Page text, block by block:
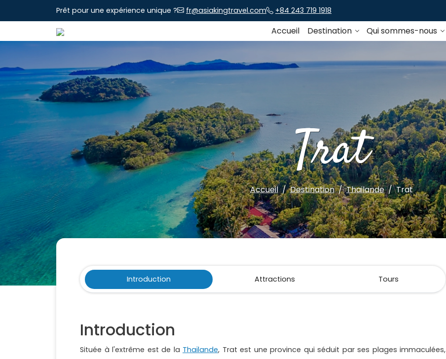
Prêt pour une expérience unique ? fr@asiakingtravel.com +84 243 719 1918
Accueil Destination Qui sommes-nous
Trat
Accueil Destination Thailande Trat
Introduction Attractions Tours
Introduction
Située à l'extrême est de la Thaïlande, Trat est une province qui séduit par ses plages immaculées,